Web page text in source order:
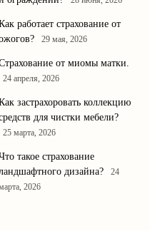
работает страхование от
29 мая, 2026
от миомы матки.
24 апреля, 2026
застрахоровать коллекцию
для чистки мебели?
25 марта, 2026
такое страхование
дизайна?
24
2026